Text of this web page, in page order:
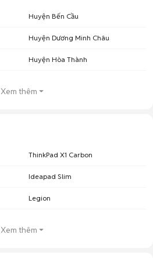
Huyện Bến Cầu
Huyện Dương Minh Châu
Huyện Hòa Thành
Xem thêm
ThinkPad X1 Carbon
Ideapad Slim
Legion
Xem thêm